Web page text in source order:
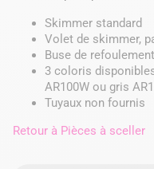
Skimmer standard
Volet de skimmer,
Buse de
3 coloris
AR100W ou gris
​Tuyaux non fournis
Retour à Pièces à sceller